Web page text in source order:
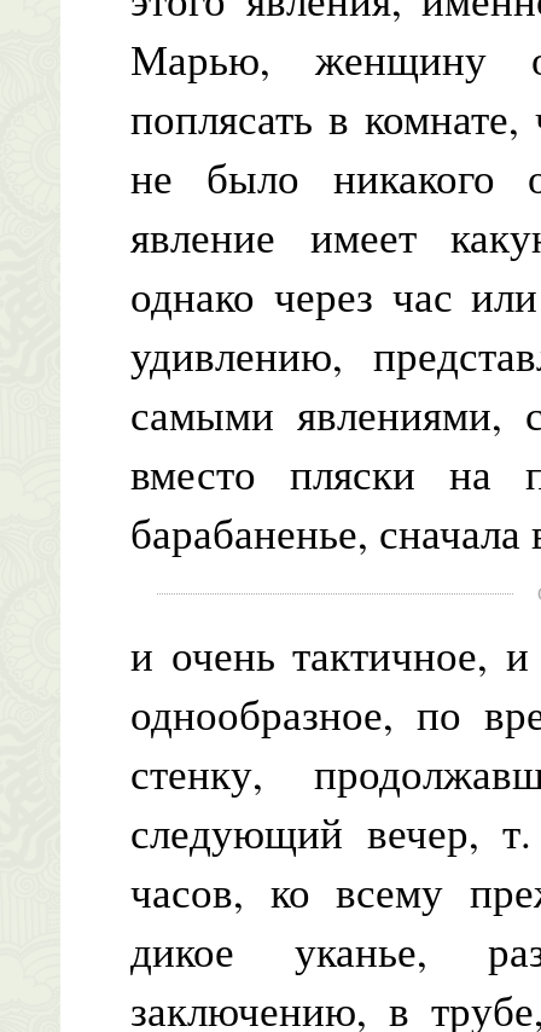
Марью, женщину
поплясать в
не было никакого
явление имеет
однако через час
удивлению,
самыми явлениями,
вместо пляски на
барабаненье,
и очень тактичное,
однообразное, по
стенку,
следующий вечер,
часов, ко всему
дикое уканье,
заключению, в